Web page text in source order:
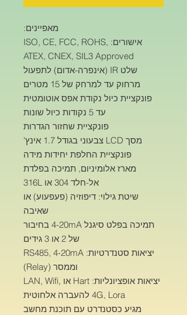
מאפיינים:
אישורים: ISO, CE, FCC, ROHS,
ATEX, CNEX, SIL3 Approved
שלט IR (אינפרה-אדום) לתפעול
מרחוק עד למרחק של 15 מטרים
פונקציית כיול נקודת אפס אוטומטית
עד 5 נקודות כיול שונות
פונקציית שחזור הגדרות
מסך LCD צבעוני בגודל 1.7 אינץ'
פונקציית החלפת יחידות מידה
מארז אלומיניום, תמיכה בפלדת
אל-חלד 304 או 316L
שיטת גילוי: דיפוזיה (פעפעוע) או
שאיבה
תמיכה בפלט סיגנל 4-20mA בחיבור
של 2 או 3 גידים
יציאות סטנדרטיות: RS485, 4-20mA
וממסר (Relay)
יציאות אופציונליות: Hart או LAN, Wifi,
4G, Lora להעברה אלחוטית
מגיע כסטנדרט עם תוכנת מחשב